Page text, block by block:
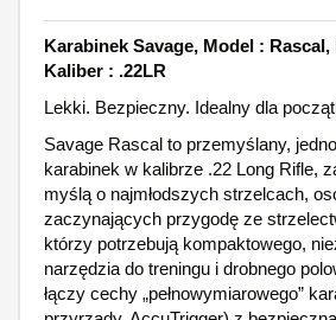
Karabinek Savage, Model :
Kaliber : .22LR
Lekki. Bezpieczny. Idealny dla
Savage Rascal to przemyślany,
karabinek w kalibrze .22 Long Rifle,
myślą o najmłodszych strzelcach,
zaczynających przygodę ze
którzy potrzebują kompaktowego,
narzędzia do treningu i drobnego
łączy cechy „pełnowymiarowego”